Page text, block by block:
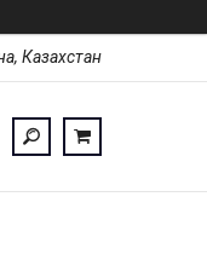
Казахстан